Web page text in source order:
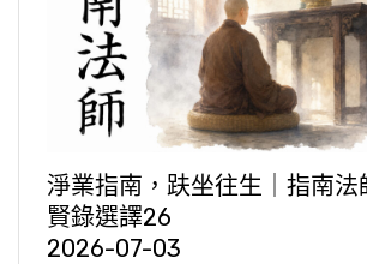
淨業指南，趺坐往生｜指南法
賢錄選譯26
2026-07-03